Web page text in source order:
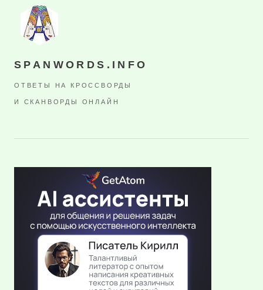
SPANWORDS.INFO
ОТВЕТЫ НА КРОССВОРДЫ
И СКАНВОРДЫ ОНЛАЙН